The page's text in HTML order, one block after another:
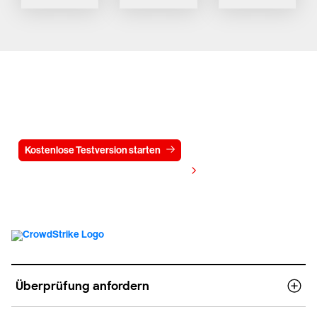
Kostenlose Testversion starten
Überprüfung anfordern